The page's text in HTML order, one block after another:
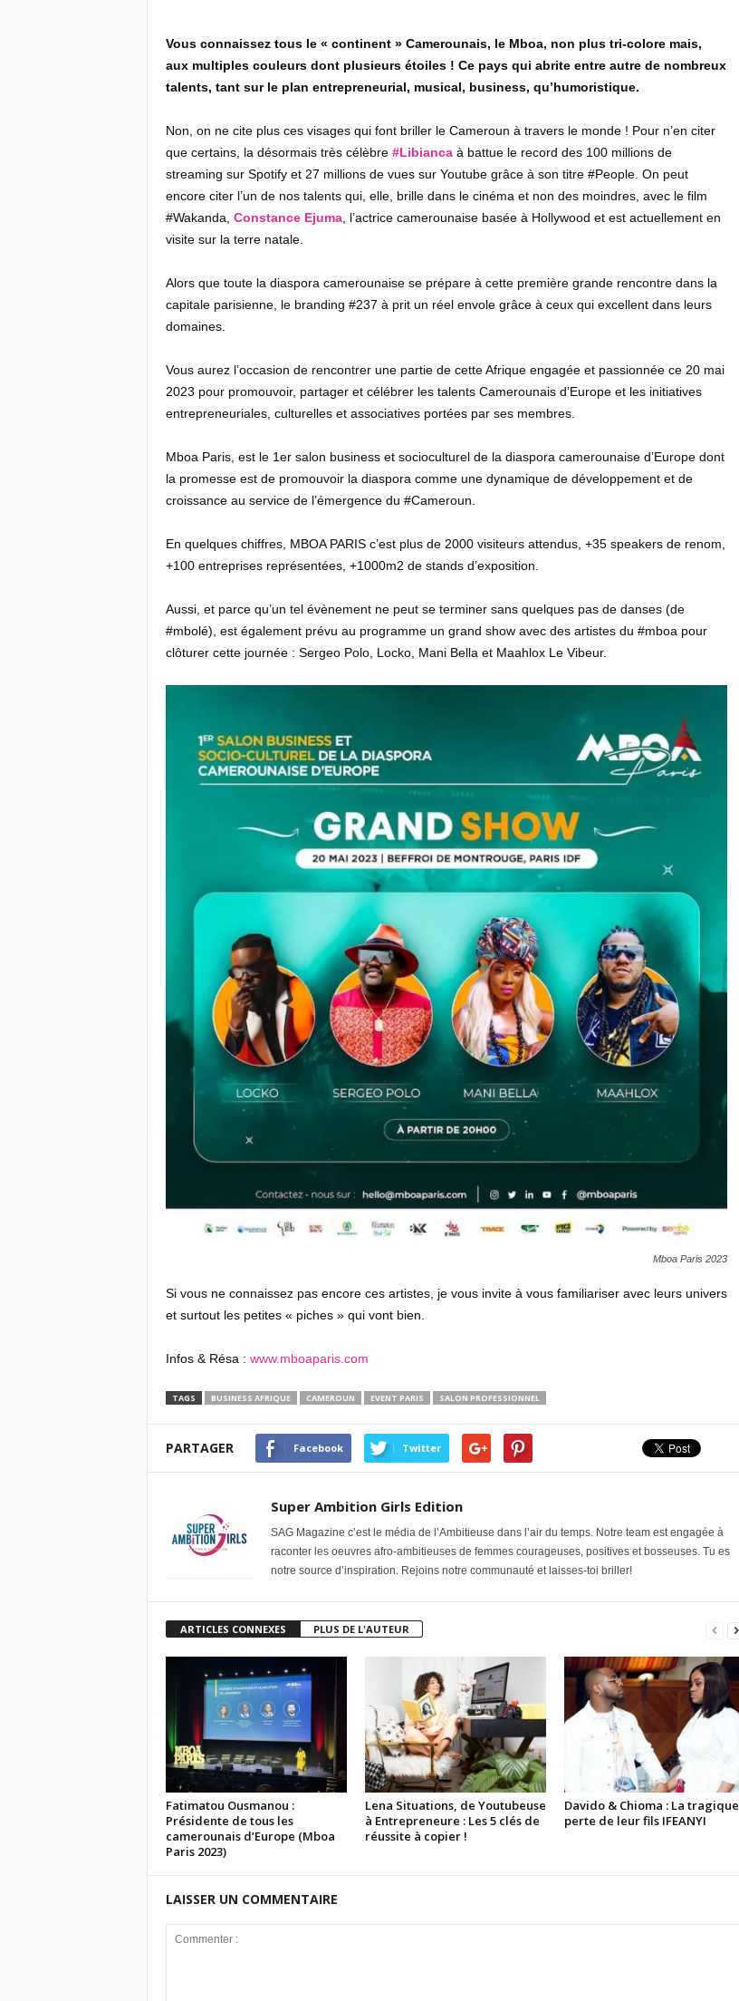
Vous connaissez tous le « continent » Camerounais, le Mboa, non plus tri-colore mais,
aux multiples couleurs dont plusieurs étoiles ! Ce pays qui abrite entre autre de nombreux
talents, tant sur le plan entrepreneurial, musical, business, qu’humoristique.
Non, on ne cite plus ces visages qui font briller le Cameroun à travers le monde ! Pour n’en citer
que certains, la désormais très célèbre #Libianca à battue le record des 100 millions de
streaming sur Spotify et 27 millions de vues sur Youtube grâce à son titre #People. On peut
encore citer l’un de nos talents qui, elle, brille dans le cinéma et non des moindres, avec le film
#Wakanda, Constance Ejuma, l’actrice camerounaise basée à Hollywood et est actuellement en
visite sur la terre natale.
Alors que toute la diaspora camerounaise se prépare à cette première grande rencontre dans la
capitale parisienne, le branding #237 à prit un réel envole grâce à ceux qui excellent dans leurs
domaines.
Vous aurez l’occasion de rencontrer une partie de cette Afrique engagée et passionnée ce 20 mai
2023 pour promouvoir, partager et célébrer les talents Camerounais d’Europe et les initiatives
entrepreneuriales, culturelles et associatives portées par ses membres.
Mboa Paris, est le 1er salon business et socioculturel de la diaspora camerounaise d’Europe dont
la promesse est de promouvoir la diaspora comme une dynamique de développement et de
croissance au service de l’émergence du #Cameroun.
En quelques chiffres, MBOA PARIS c’est plus de 2000 visiteurs attendus, +35 speakers de renom,
+100 entreprises représentées, +1000m2 de stands d’exposition.
Aussi, et parce qu’un tel évènement ne peut se terminer sans quelques pas de danses (de
#mbolé), est également prévu au programme un grand show avec des artistes du #mboa pour
clôturer cette journée : Sergeo Polo, Locko, Mani Bella et Maahlox Le Vibeur.
Mboa Paris 2023
Si vous ne connaissez pas encore ces artistes, je vous invite à vous familiariser avec leurs univers
et surtout les petites « piches » qui vont bien.
Infos & Résa : www.mboaparis.com
TAGS BUSINESS AFRIQUE CAMEROUN EVENT PARIS SALON PROFESSIONNEL
PARTAGER Facebook Twitter
Super Ambition Girls Edition
SAG Magazine c’est le média de l’Ambitieuse dans l’air du temps. Notre team est engagée à
raconter les oeuvres afro-ambitieuses de femmes courageuses, positives et bosseuses. Tu es
notre source d’inspiration. Rejoins notre communauté et laisses-toi briller!
ARTICLES CONNEXES PLUS DE L'AUTEUR
Fatimatou Ousmanou :
Présidente de tous les
camerounais d’Europe (Mboa
Paris 2023)
Lena Situations, de Youtubeuse
à Entrepreneure : Les 5 clés de
réussite à copier !
Davido & Chioma : La tragique
perte de leur fils IFEANYI
LAISSER UN COMMENTAIRE